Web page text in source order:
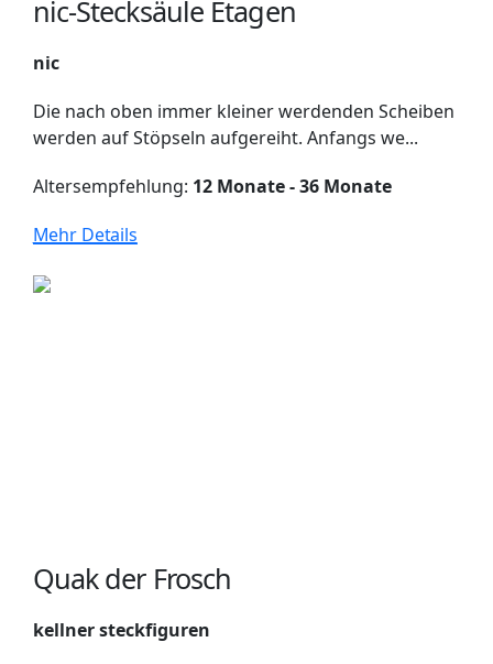
nic-Stecksäule Etagen
nic
Die nach oben immer kleiner werdenden Scheiben
werden auf Stöpseln aufgereiht. Anfangs we...
Altersempfehlung: 12 Monate - 36 Monate
Mehr Details
Quak der Frosch
kellner steckfiguren